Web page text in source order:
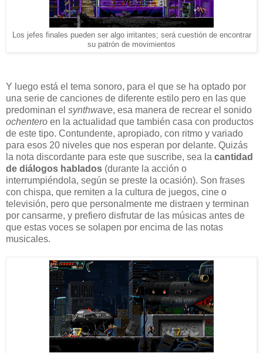
Los jefes finales pueden ser algo irritantes; será cuestión de encontrar
su patrón de movimientos
Y luego está el tema sonoro, para el que se ha optado por
una serie de canciones de diferente estilo pero en las que
predominan el synthwave, esa manera de recrear el sonido
ochentero en la actualidad que también casa con productos
de este tipo. Contundente, apropiado, con ritmo y variado
para esos 20 niveles que nos esperan por delante. Quizás
la nota discordante para este que suscribe, sea la cantidad
de diálogos hablados (durante la acción o
interrumpiéndola, según se preste la ocasión). Son frases
con chispa, que remiten a la cultura de juegos, cine o
televisión, pero que personalmente me distraen y terminan
por cansarme, y prefiero disfrutar de las músicas antes de
que estas voces se solapen por encima de las notas
musicales.